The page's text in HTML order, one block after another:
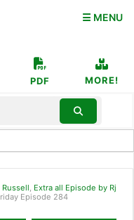
☰ MENU
PDF MORE!
, Extra all Episode by Rj
Episode 284